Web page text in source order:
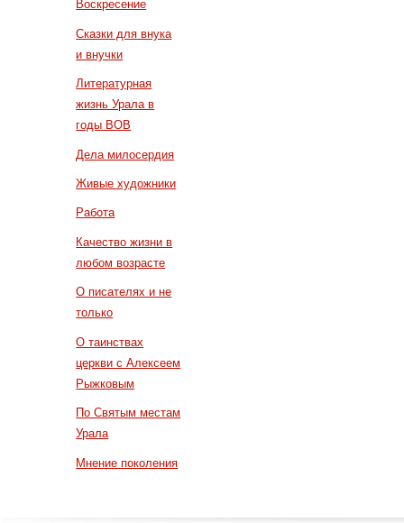
Воскресение
Сказки для внука
и внучки
Литературная
жизнь Урала в
годы ВОВ
Дела милосердия
Живые художники
Работа
Качество жизни в
любом возрасте
О писателях и не
только
О таинствах
церкви с Алексеем
Рыжковым
По Святым местам
Урала
Мнение поколения